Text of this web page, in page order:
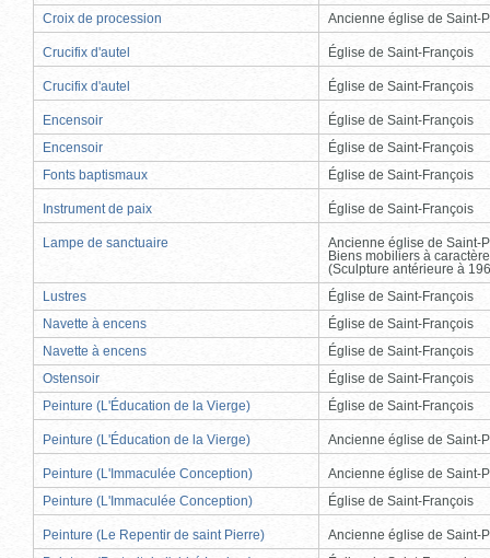
Croix de procession
Ancienne église de Saint-
Crucifix d'autel Église de Saint-François
Crucifix d'autel Église de Saint-François
Encensoir
Église de Saint-François
Encensoir
Église de Saint-François
Fonts baptismaux
Église de Saint-François
Instrument de paix Église de Saint-François
Lampe de sanctuaire
Ancienne église de Saint-
Biens mobiliers à
(Sculpture antérieure à
Lustres
Église de Saint-François
Navette à encens
Église de Saint-François
Navette à encens
Église de Saint-François
Ostensoir
Église de Saint-François
Peinture (L'Éducation de la Vierge)
Église de Saint-François
Peinture (L'Éducation de la Vierge) Ancienne église de Saint-
Peinture (L'Immaculée Conception)
Ancienne église de Saint-
Peinture (L'Immaculée Conception)
Église de Saint-François
Peinture (Le Repentir de saint Pierre)
Ancienne église de Saint-